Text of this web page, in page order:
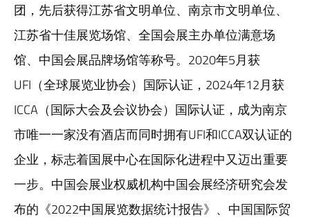
团，先后获得江苏省文明单位、南京市文明单位、
江苏省十佳展览场馆、全国会展主办单位满意场
馆、中国会展品牌场馆等称号。2020年5月获
UFI（全球展览业协会）国际认证，2024年12月获
ICCA（国际大会及会议协会）国际认证，成为南京
市唯一一家没有酒店而同时拥有UFI和ICCA双认证的
企业，标志着国展中心在国际化进程中又迈出重要
一步。中国会展业权威机构中国会展经济研究会发
布的《2022中国展览数据统计报告》、中国国际贸